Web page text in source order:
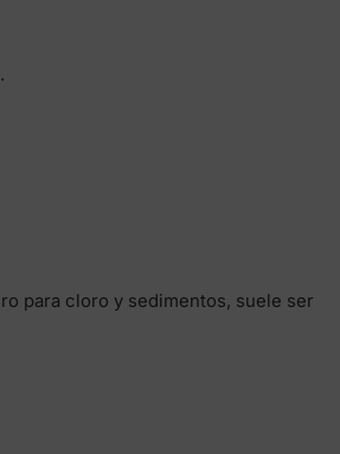
para cloro y sedimentos, suele ser